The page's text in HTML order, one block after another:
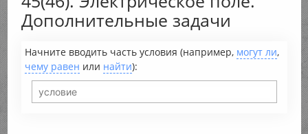
Дополнительные задачи
Начните вводить часть условия (например, могут ли,
чему равен или найти):